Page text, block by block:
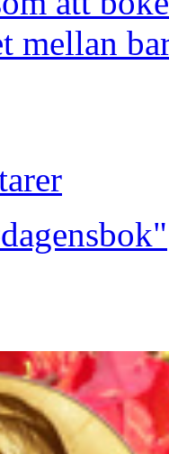
mellan